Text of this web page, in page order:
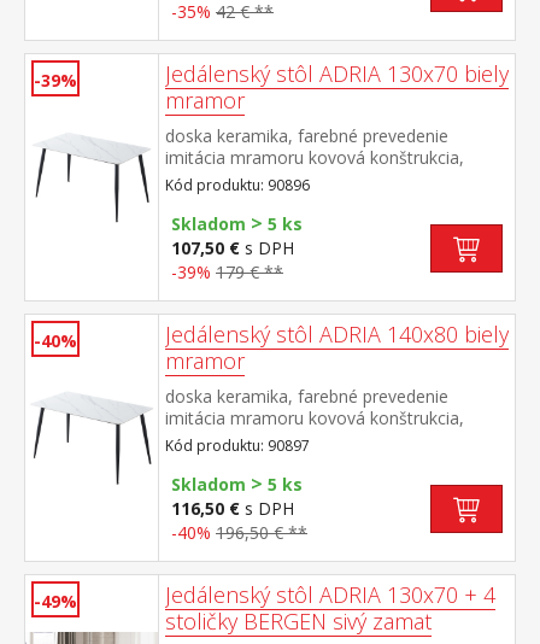
-35% 42 € **
-39%
Jedálenský stôl ADRIA 130x70 biely
mramor
doska keramika, farebné prevedenie
imitácia mramoru kovová konštrukcia,
farebné prevedenie čierna
Kód produktu: 90896
Skladom > 5 ks
107,50 € s DPH
-39% 179 € **
-40%
Jedálenský stôl ADRIA 140x80 biely
mramor
doska keramika, farebné prevedenie
imitácia mramoru kovová konštrukcia,
farebné prevedenie čierna
Kód produktu: 90897
Skladom > 5 ks
116,50 € s DPH
-40% 196,50 € **
-49%
Jedálenský stôl ADRIA 130x70 + 4
stoličky BERGEN sivý zamat